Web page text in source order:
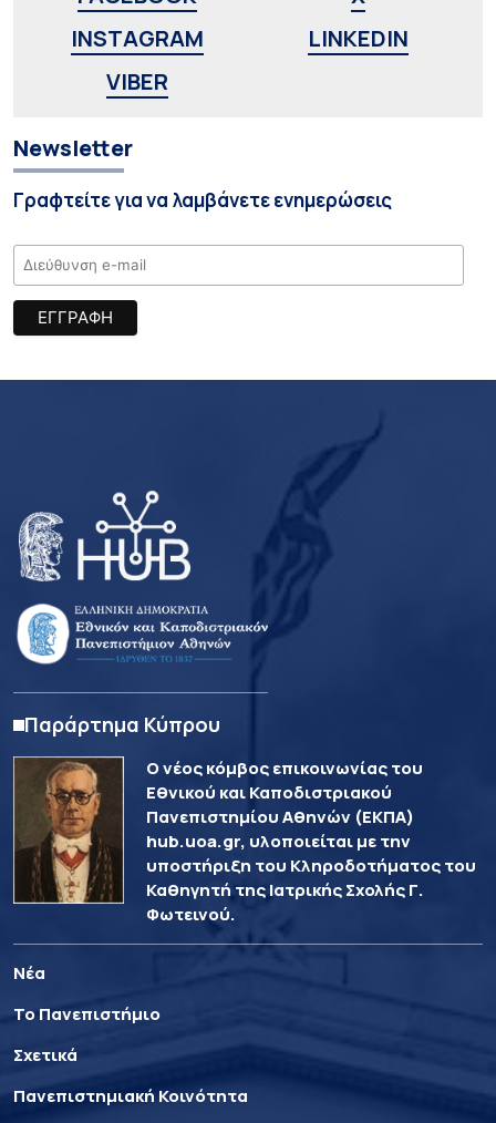
INSTAGRAM
LINKEDIN
VIBER
Newsletter
Γραφτείτε για να λαμβάνετε ενημερώσεις
Παράρτημα Κύπρου
Ο νέος κόμβος επικοινωνίας του
Εθνικού και Καποδιστριακού
Πανεπιστημίου Αθηνών (ΕΚΠΑ)
hub.uoa.gr, υλοποιείται με την
υποστήριξη του Κληροδοτήματος του
Καθηγητή της Ιατρικής Σχολής Γ.
Φωτεινού.
Νέα
Το Πανεπιστήμιο
Σχετικά
Πανεπιστημιακή Κοινότητα